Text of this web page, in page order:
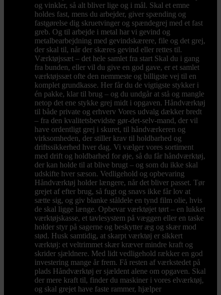
og vinkler, så alt bliver lige og i mål. Skal et emne
holdes fast, mens du arbejder, giver spænding og
fastgørelse dig skruetvinger og spændegrej med et fast
greb. Og til arbejde i metal har vi gevind og
metalbearbejdning med gevindskærere, file og det grej,
der skal til, når der skæres gevind eller rettes til.
Værktøjssæt – det hele samlet fra start Skal du i gang
fra bunden, eller vil du give en god gave, er et samlet
værktøjssæt ofte den nemmeste og billigste vej til en
komplet grundkasse. Her får du de vigtigste stykker i
én pakke, klar til brug – og du undgår at stå og mangle
netop det ene stykke grej midt i opgaven. Håndværktøj
til både private og erhverv Vores udvalg dækker bredt
– fra den kvalitetsbevidste gør-det-selv-mand, der vil
have ordentligt grej i skuret, til håndværkeren og
virksomheden, der stiller krav til holdbarhed og
driftssikkerhed hver dag. Vi vælger vores sortiment
med drift og holdbarhed for øje, så du får håndværktøj,
der kan holde til at blive brugt – og som du ikke skal
udskifte hver sæson. Vedligehold og opbevaring
Håndværktøj holder længere, når det bliver passet. Tør
grejet af efter brug, så fugt og snavs ikke får lov at
sætte sig, og giv blanke ståldele en tynd film olie, hvis
de skal ligge længe. Opbevar værktøjet tørt – en lukket
værktøjskasse, et tavlesystem på væggen eller en taske
holder styr på sagerne og beskytter æg og skær mod
stød. Husk samtidig, at skarpt værktøj er sikkert
værktøj: et veltrimmet skær kræver mindre kraft og
skrider sjældnere. Med lidt vedligehold rækker en god
investering mange år frem. Få resten af værkstedet på
plads Håndværktøj er sjældent alene om opgaven. Skal
der mere kraft til, finder du maskiner i vores elværktøj,
og skal grejet have faste rammer, hjælper